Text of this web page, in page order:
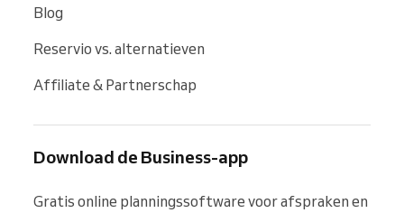
Blog
Reservio vs. alternatieven
Affiliate & Partnerschap
Download de Business-app
Gratis online planningssoftware voor afspraken en